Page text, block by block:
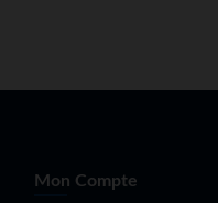
Mon Compte